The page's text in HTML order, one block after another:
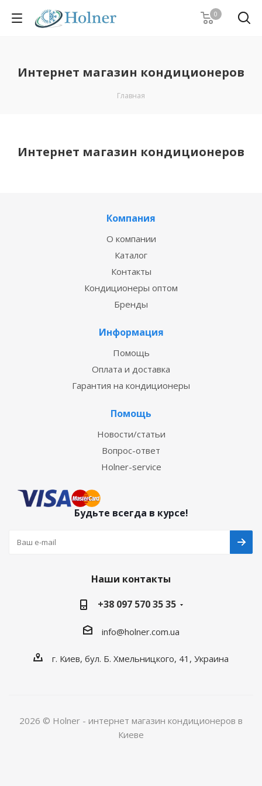
0
Интернет магазин кондиционеров
Главная
Интернет магазин кондиционеров
Компания
О компании
Каталог
Контакты
Кондиционеры оптом
Бренды
Информация
Помощь
Оплата и доставка
Гарантия на кондиционеры
Помощь
Новости/статьи
Вопрос-ответ
Holner-service
Будьте всегда в курсе!
Наши контакты
+38 097 570 35 35
info@holner.com.ua
г. Киев, бул. Б. Хмельницкого, 41, Украина
2026 © Holner - интернет магазин кондиционеров в
Киеве